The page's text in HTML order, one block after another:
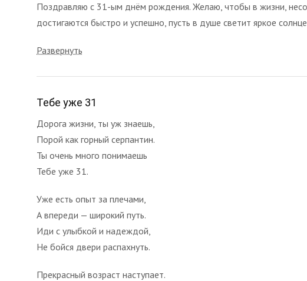
Поздравляю с 31-ым днём рождения. Желаю, чтобы в жизни,
достигаются быстро и успешно, пусть в душе светит яркое
Развернуть
Тебе уже 31
Дорога жизни, ты уж знаешь,
Порой как горный серпантин.
Ты очень много понимаешь
Тебе уже 31.
Уже есть опыт за плечами,
А впереди — широкий путь.
Иди с улыбкой и надеждой,
Не бойся двери распахнуть.
Прекрасный возраст наступает.